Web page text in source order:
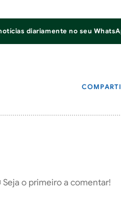
diariamente no seu
Seja o primeiro a comentar!